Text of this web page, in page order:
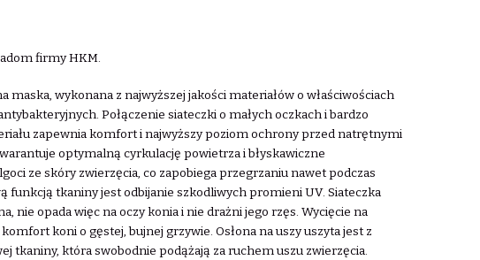
firmy HKM.
maska, wykonana z najwyższej jakości materiałów o właściwościach
Połączenie siateczki o małych oczkach i bardzo
zapewnia komfort i najwyższy poziom ochrony przed natrętnymi
optymalną cyrkulację powietrza i błyskawiczne
ze skóry zwierzęcia, co zapobiega przegrzaniu nawet podczas
funkcją tkaniny jest odbijanie szkodliwych promieni UV. Siateczka
nie opada więc na oczy konia i nie drażni jego rzęs. Wycięcie na
koni o gęstej, bujnej grzywie. Osłona na uszy uszyta jest z
tkaniny, która swobodnie podążają za ruchem uszu zwierzęcia.